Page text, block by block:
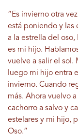
“Es invierno otra
está poniendo y las
a la estrella del oso,
es mi hijo.
vuelve a salir el sol.
luego mi hijo entra
invierno. Cuando
más. Ahora vuelvo
cachorro a salvo y
estelares y mi hijo,
Oso.”